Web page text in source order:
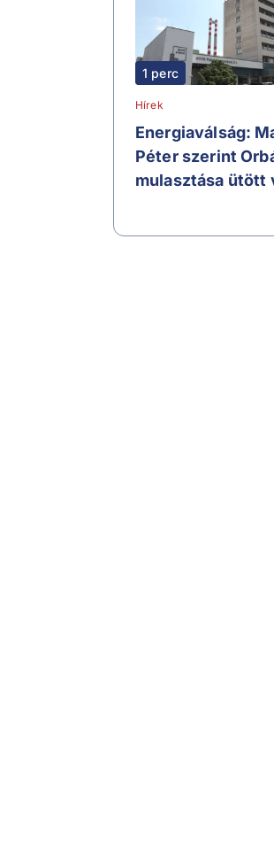
1 perc
Hírek
Energiaválság:
Péter szerint
mulasztása ütött